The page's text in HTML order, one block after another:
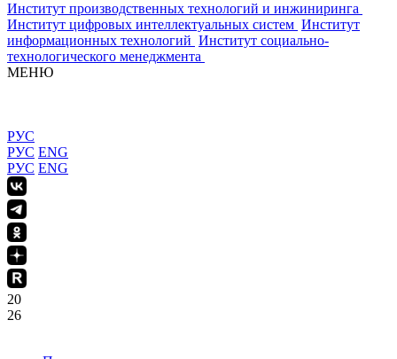
Институт производственных технологий и инжиниринга
Институт цифровых интеллектуальных систем Институт
информационных технологий Институт социально-
технологического менеджмента
МЕНЮ
РУС
РУС ENG
РУС ENG
20
26